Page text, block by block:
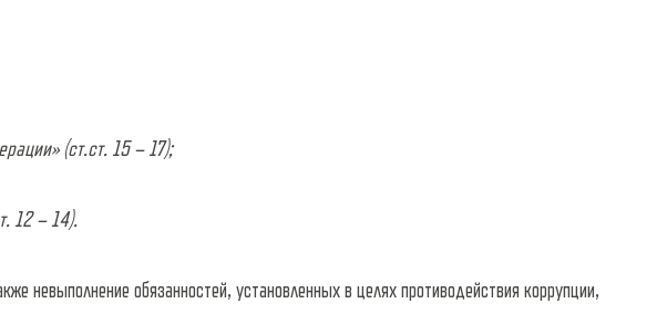
(ст.ст. 15 – 17);
12 – 14).
невыполнение обязанностей, установленных в целях противодействия коррупции,